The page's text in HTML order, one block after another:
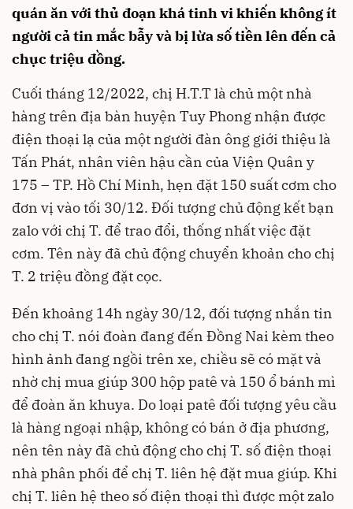
quán ăn với thủ đoạn khá tinh vi khiến không ít
người cả tin mắc bẫy và bị lừa số tiền lên đến cả
chục triệu đồng.
Cuối tháng 12/2022, chị H.T.T là chủ một nhà
hàng trên địa bàn huyện Tuy Phong nhận được
điện thoại lạ của một người đàn ông giới thiệu là
Tấn Phát, nhân viên hậu cần của Viện Quân y
175 – TP. Hồ Chí Minh, hẹn đặt 150 suất cơm cho
đơn vị vào tối 30/12. Đối tượng chủ động kết bạn
zalo với chị T. để trao đổi, thống nhất việc đặt
cơm. Tên này đã chủ động chuyển khoản cho chị
T. 2 triệu đồng đặt cọc.
Đến khoảng 14h ngày 30/12, đối tượng nhắn tin
cho chị T. nói đoàn đang đến Đồng Nai kèm theo
hình ảnh đang ngồi trên xe, chiều sẽ có mặt và
nhờ chị mua giúp 300 hộp patê và 150 ổ bánh mì
để đoàn ăn khuya. Do loại patê đối tượng yêu cầu
là hàng ngoại nhập, không có bán ở địa phương,
nên tên này đã chủ động cho chị T. số điện thoại
nhà phân phối để chị T. liên hệ đặt mua giúp. Khi
chị T. liên hệ theo số điện thoại thì được một zalo